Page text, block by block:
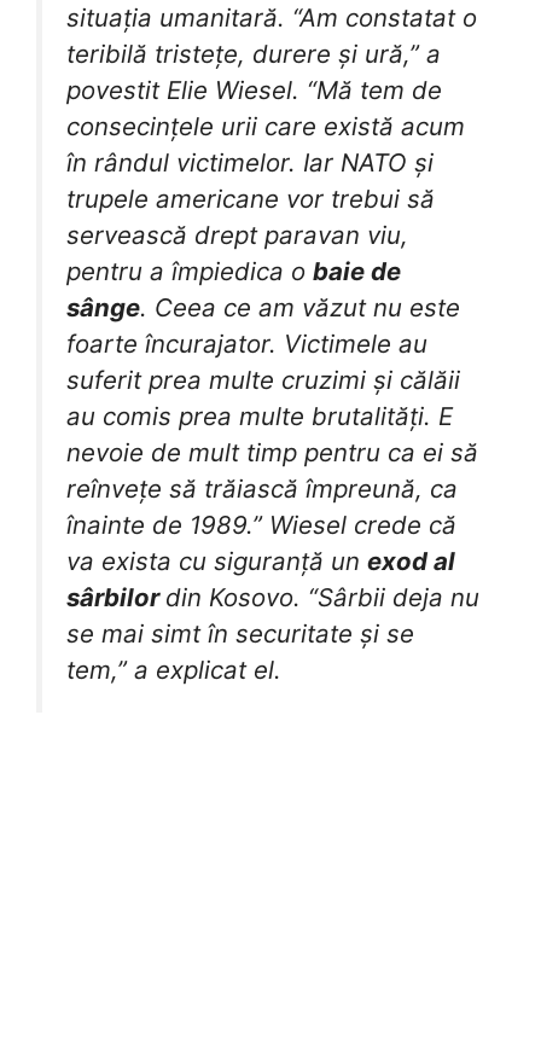
situația umanitară. “Am constatat o
teribilă tristețe, durere și ură,” a
povestit Elie Wiesel. “Mă tem de
consecințele urii care există acum
în rândul victimelor. Iar NATO și
trupele americane vor trebui să
servească drept paravan viu,
pentru a împiedica o baie de
sânge. Ceea ce am văzut nu este
foarte încurajator. Victimele au
suferit prea multe cruzimi și călăii
au comis prea multe brutalități. E
nevoie de mult timp pentru ca ei să
reînvețe să trăiască împreună, ca
înainte de 1989.” Wiesel crede că
va exista cu siguranță un exod al
sârbilor din Kosovo. “Sârbii deja nu
se mai simt în securitate și se
tem,” a explicat el.